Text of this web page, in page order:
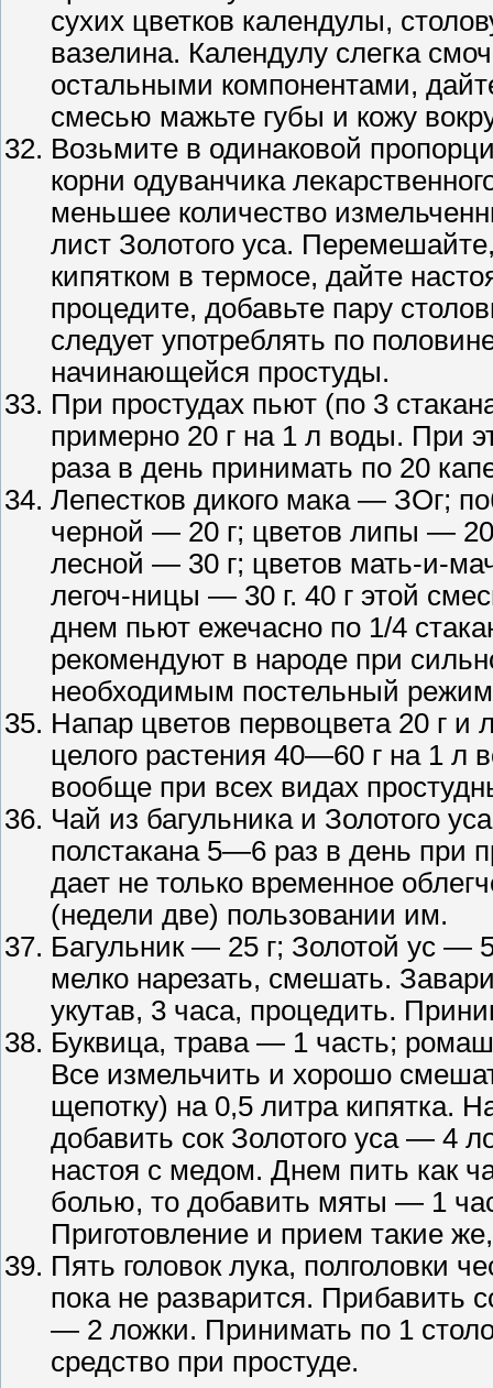
сухих цветков календулы,
вазелина. Календулу слегка
остальными компонентами,
смесью мажьте губы и кожу
Возьмите в одинаковой
корни одуванчика
меньшее количество
лист Золотого уса.
кипятком в термосе, дайте
процедите, добавьте пару
следует употреблять по
начинающейся простуды.
При простудах пьют (по 3
примерно 20 г на 1 л воды. При
раза в день принимать по 20
Лепестков дикого мака — ЗОг;
черной — 20 г; цветов липы —
лесной — 30 г; цветов мать-и-
легоч-ницы — 30 г. 40 г этой
днем пьют ежечасно по 1/4
рекомендуют в народе при
необходимым постельный режим,
Напар цветов первоцвета 20 г и
целого растения 40—60 г на 1
вообще при всех видах
Чай из багульника и Золотого
полстакана 5—6 раз в день при
дает не только временное
(недели две) пользовании им.
Багульник — 25 г; Золотой ус —
мелко нарезать, смешать.
укутав, 3 часа, процедить.
Буквица, трава — 1 часть;
Все измельчить и хорошо
щепотку) на 0,5 литра кипятка.
добавить сок Золотого уса — 4
настоя с медом. Днем пить как
болью, то добавить мяты — 1
Приготовление и прием такие
Пять головок лука, полголовки
пока не разварится. Прибавить
— 2 ложки. Принимать по 1
средство при простуде.